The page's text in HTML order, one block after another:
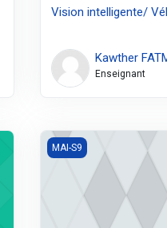
Vision intelligente/
Kawther
Enseignant
TP Commande avancée
MAI-S9